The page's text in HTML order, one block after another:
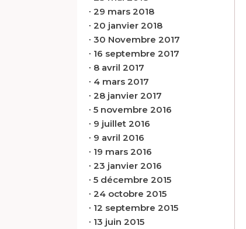
∙ 29 mars 2018
∙ 20 janvier 2018
∙ 30 Novembre 2017
∙ 16 septembre 2017
∙ 8 avril 2017
∙ 4 mars 2017
∙ 28 janvier 2017
∙ 5 novembre 2016
∙ 9 juillet 2016
∙ 9 avril 2016
∙ 19 mars 2016
∙ 23 janvier 2016
∙ 5 décembre 2015
∙ 24 octobre 2015
∙ 12 septembre 2015
∙ 13 juin 2015